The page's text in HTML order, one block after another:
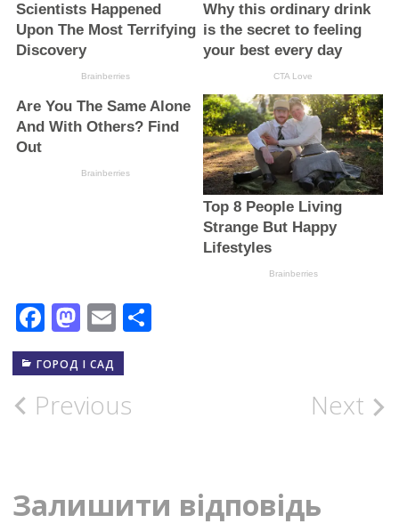
Facebook
Mastodon
EmailПоділитися
ГОРОД І САД
Post
Previous Next
Залишити відповідь